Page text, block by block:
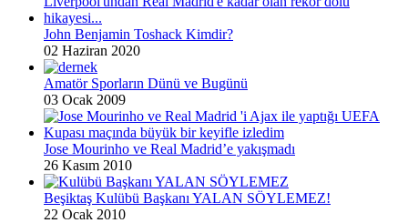
John Benjamin Toshack Kimdir?
02 Haziran 2020
Amatör Sporların Dünü ve Bugünü
03 Ocak 2009
Jose Mourinho ve Real Madrid’e yakışmadı
26 Kasım 2010
Beşiktaş Kulübü Başkanı YALAN SÖYLEMEZ!
22 Ocak 2010